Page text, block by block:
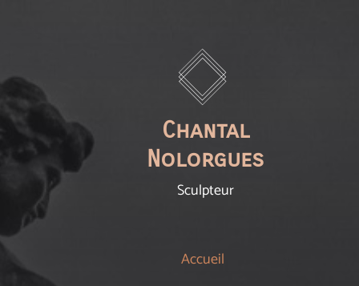
Chantal
Nolorgues
Sculpteur
Accueil